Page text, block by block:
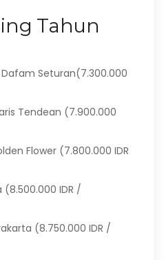
Tahun
Seturan(7.300.000
Tendean (7.900.000
Flower (7.800.000 IDR
(8.500.000 IDR /
(8.750.000 IDR /